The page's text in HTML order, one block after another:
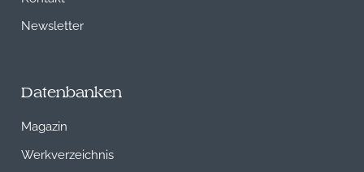
Newsletter
Datenbanken
Magazin
Werkverzeichnis